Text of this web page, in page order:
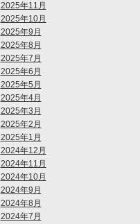
2025年11月
2025年10月
2025年9月
2025年8月
2025年7月
2025年6月
2025年5月
2025年4月
2025年3月
2025年2月
2025年1月
2024年12月
2024年11月
2024年10月
2024年9月
2024年8月
2024年7月